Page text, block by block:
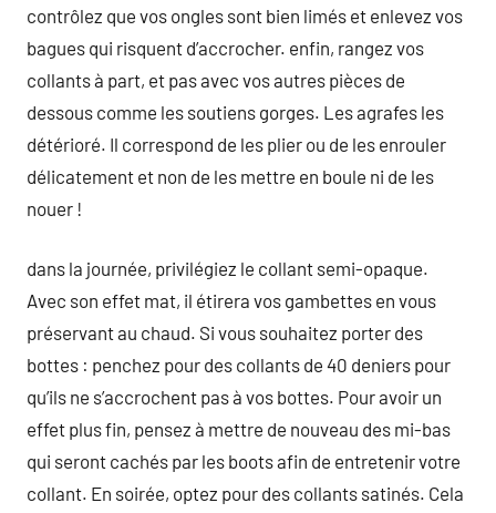
contrôlez que vos ongles sont bien limés et enlevez vos
bagues qui risquent d’accrocher. enfin, rangez vos
collants à part, et pas avec vos autres pièces de
dessous comme les soutiens gorges. Les agrafes les
détérioré. Il correspond de les plier ou de les enrouler
délicatement et non de les mettre en boule ni de les
nouer !
dans la journée, privilégiez le collant semi-opaque.
Avec son effet mat, il étirera vos gambettes en vous
préservant au chaud. Si vous souhaitez porter des
bottes : penchez pour des collants de 40 deniers pour
qu’ils ne s’accrochent pas à vos bottes. Pour avoir un
effet plus fin, pensez à mettre de nouveau des mi-bas
qui seront cachés par les boots afin de entretenir votre
collant. En soirée, ​​​​​​​optez pour des collants satinés. Cela